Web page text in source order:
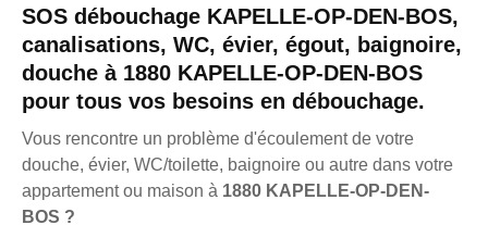
SOS débouchage KAPELLE-OP-DEN-BOS,
canalisations, WC, évier, égout, baignoire,
douche à 1880 KAPELLE-OP-DEN-BOS
pour tous vos besoins en débouchage.
Vous rencontre un problème d'écoulement de votre
douche, évier, WC/toilette, baignoire ou autre dans votre
appartement ou maison à 1880 KAPELLE-OP-DEN-
BOS ?